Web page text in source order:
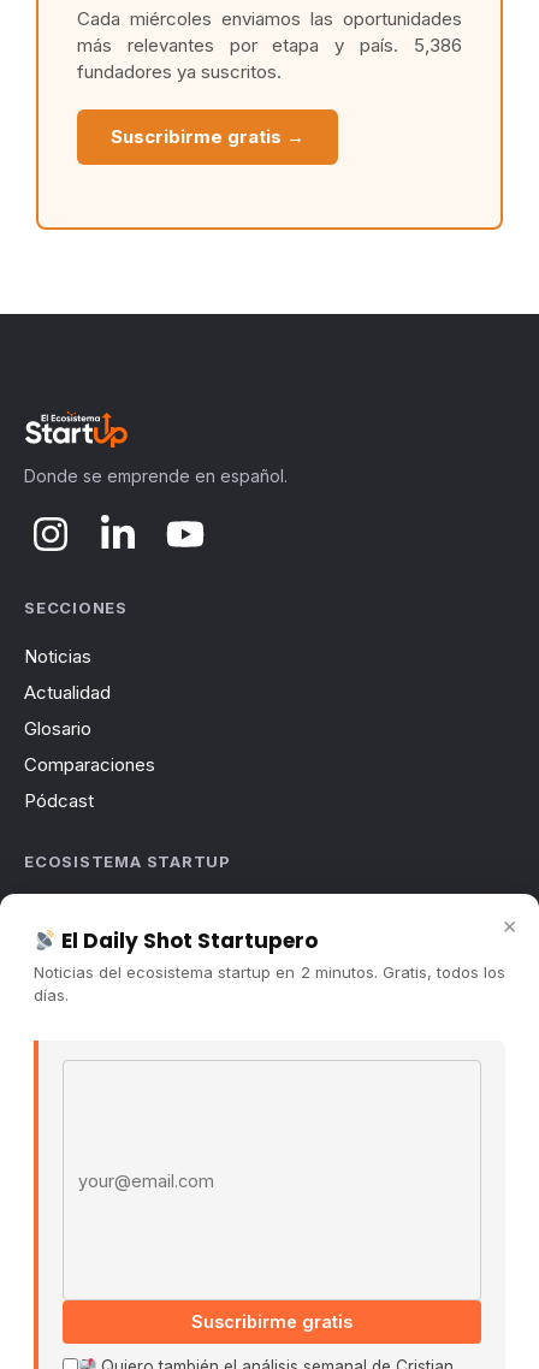
Cada miércoles enviamos las oportunidades
más relevantes por etapa y país. 5,386
fundadores ya suscritos.
Suscribirme gratis →
Donde se emprende en español.
SECCIONES
Noticias
Actualidad
Glosario
Comparaciones
Pódcast
ECOSISTEMA STARTUP
Cómo trabajamos
Newsletter
Comunidad (Skool) ↗
© 2026 El Ecosistema Startup. Todos los derechos
×
El Daily Shot Startupero
Noticias del ecosistema startup en 2 minutos. Gratis, todos los
días.
Suscribirme gratis